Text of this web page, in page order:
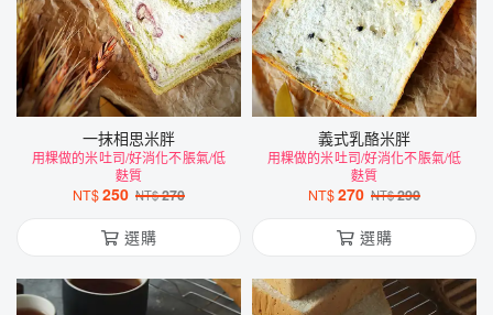
一抹相思米胖
用粿做的米吐司/好消化不脹氣/低
麩質
NT$250 NT$270
選購
義式乳酪米胖
用粿做的米吐司/好消化不脹氣/低
麩質
NT$270 NT$290
選購